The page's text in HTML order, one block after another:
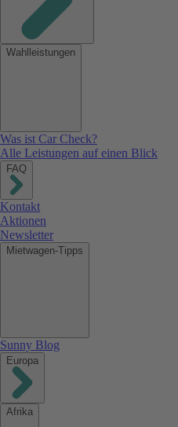
Wahlleistungen
Was ist Car Check?
Alle Leistungen auf einen Blick
FAQ
Kontakt
Aktionen
Newsletter
Mietwagen-Tipps
Sunny Blog
Europa
Afrika